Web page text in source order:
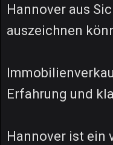
Hannover aus
auszeichnen
Erfahrung und
Hannover ist ein